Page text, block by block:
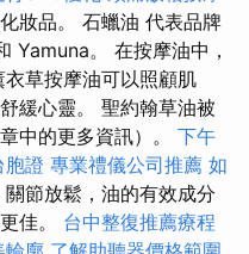
妝品。 石蠟油 代表品牌
。 在按摩油中，
草按摩油可以照顧肌
緩心靈。 聖約翰草油被
中的更多資訊）。 下午
胞證 專業禮儀公司推薦 如
節放鬆，油的有效成分
佳。 台中整復推薦療程